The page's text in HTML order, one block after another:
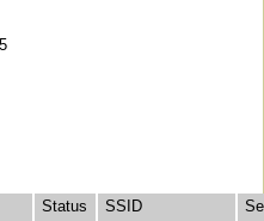
Status SSID